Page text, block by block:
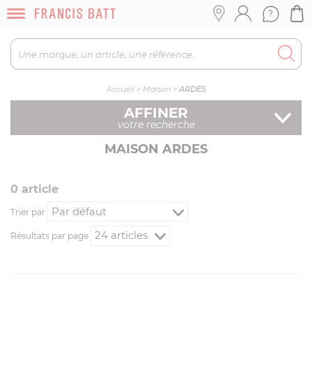
Accueil> Maison>ARDES
AFFINER
votre recherche
MAISON ARDES
0 article
Trier par
Résultats par page